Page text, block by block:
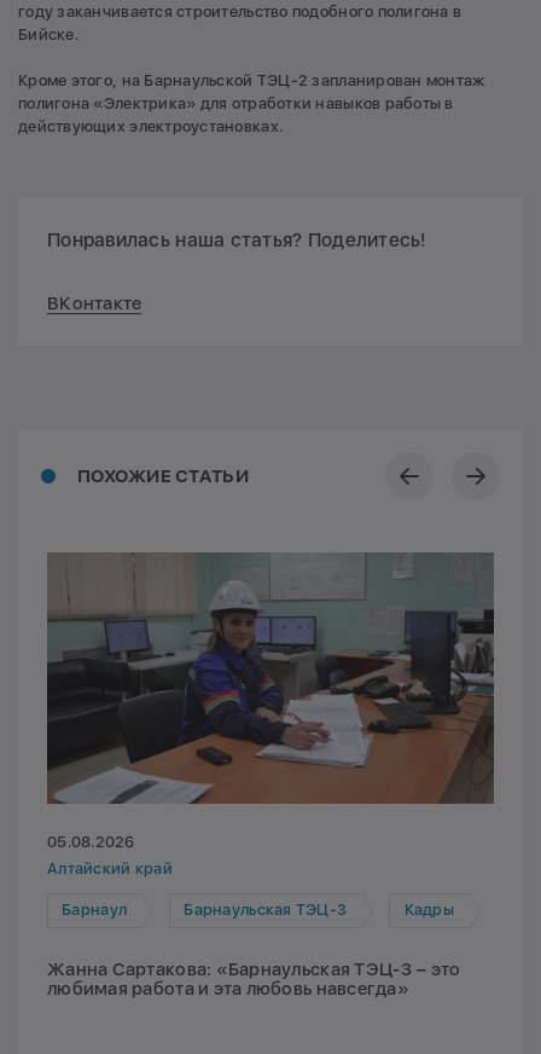
году заканчивается строительство подобного полигона в
Бийске.
Кроме этого, на Барнаульской ТЭЦ-2 запланирован монтаж
полигона «Электрика» для отработки навыков работы в
действующих электроустановках.
Понравилась наша статья? Поделитесь!
ВКонтакте
ПОХОЖИЕ СТАТЬИ
05.08.2026
Алтайский край
Барнаул Барнаульская ТЭЦ-3 Кадры
Жанна Сартакова: «Барнаульская ТЭЦ-3 – это
любимая работа и эта любовь навсегда»